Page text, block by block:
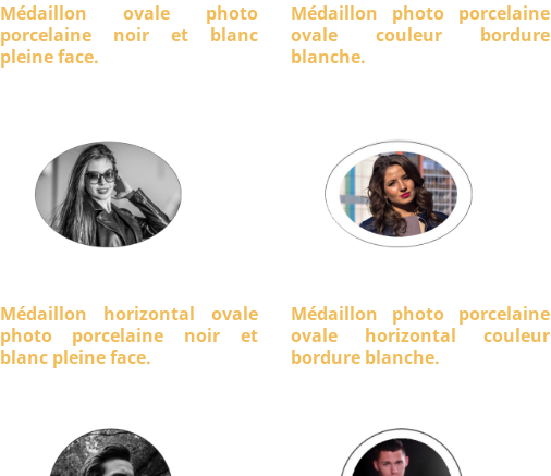
Médaillon ovale photo
porcelaine noir et blanc
pleine face.
Médaillon photo porcelaine
ovale couleur bordure
blanche.
Médaillon horizontal ovale
photo porcelaine noir et
blanc pleine face.
Médaillon photo porcelaine
ovale horizontal couleur
bordure blanche.